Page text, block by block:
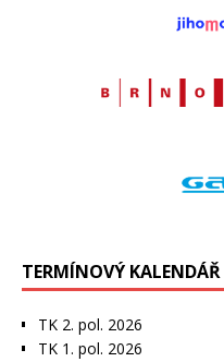
TERMÍNOVÝ KALENDÁŘ
TK 2. pol. 2026
TK 1. pol. 2026